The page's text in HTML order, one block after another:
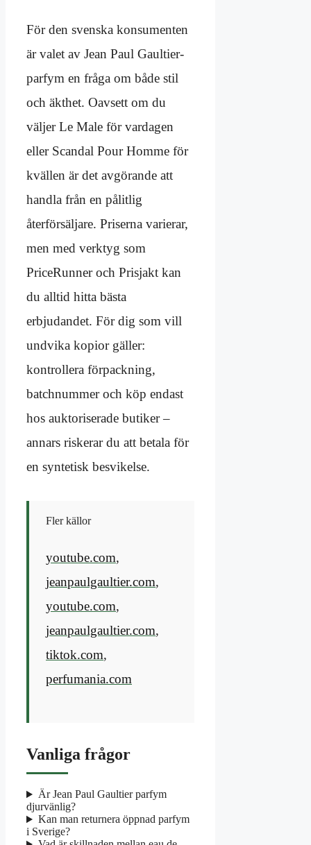
För den svenska konsumenten
är valet av Jean Paul Gaultier-
parfym en fråga om både stil
och äkthet. Oavsett om du
väljer Le Male för vardagen
eller Scandal Pour Homme för
kvällen är det avgörande att
handla från en pålitlig
återförsäljare. Priserna varierar,
men med verktyg som
PriceRunner och Prisjakt kan
du alltid hitta bästa
erbjudandet. För dig som vill
undvika kopior gäller:
kontrollera förpackning,
batchnummer och köp endast
hos auktoriserade butiker –
annars riskerar du att betala för
en syntetisk besvikelse.
Fler källor
youtube.com,
jeanpaulgaultier.com,
youtube.com,
jeanpaulgaultier.com,
tiktok.com,
perfumania.com
Vanliga frågor
Är Jean Paul Gaultier parfym
djurvänlig?
Kan man returnera öppnad parfym
i Sverige?